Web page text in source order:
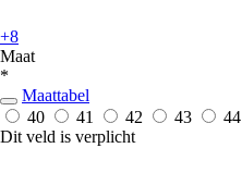
+8
Maat
*
Maattabel
40
41 42 43 44
Dit veld is verplicht